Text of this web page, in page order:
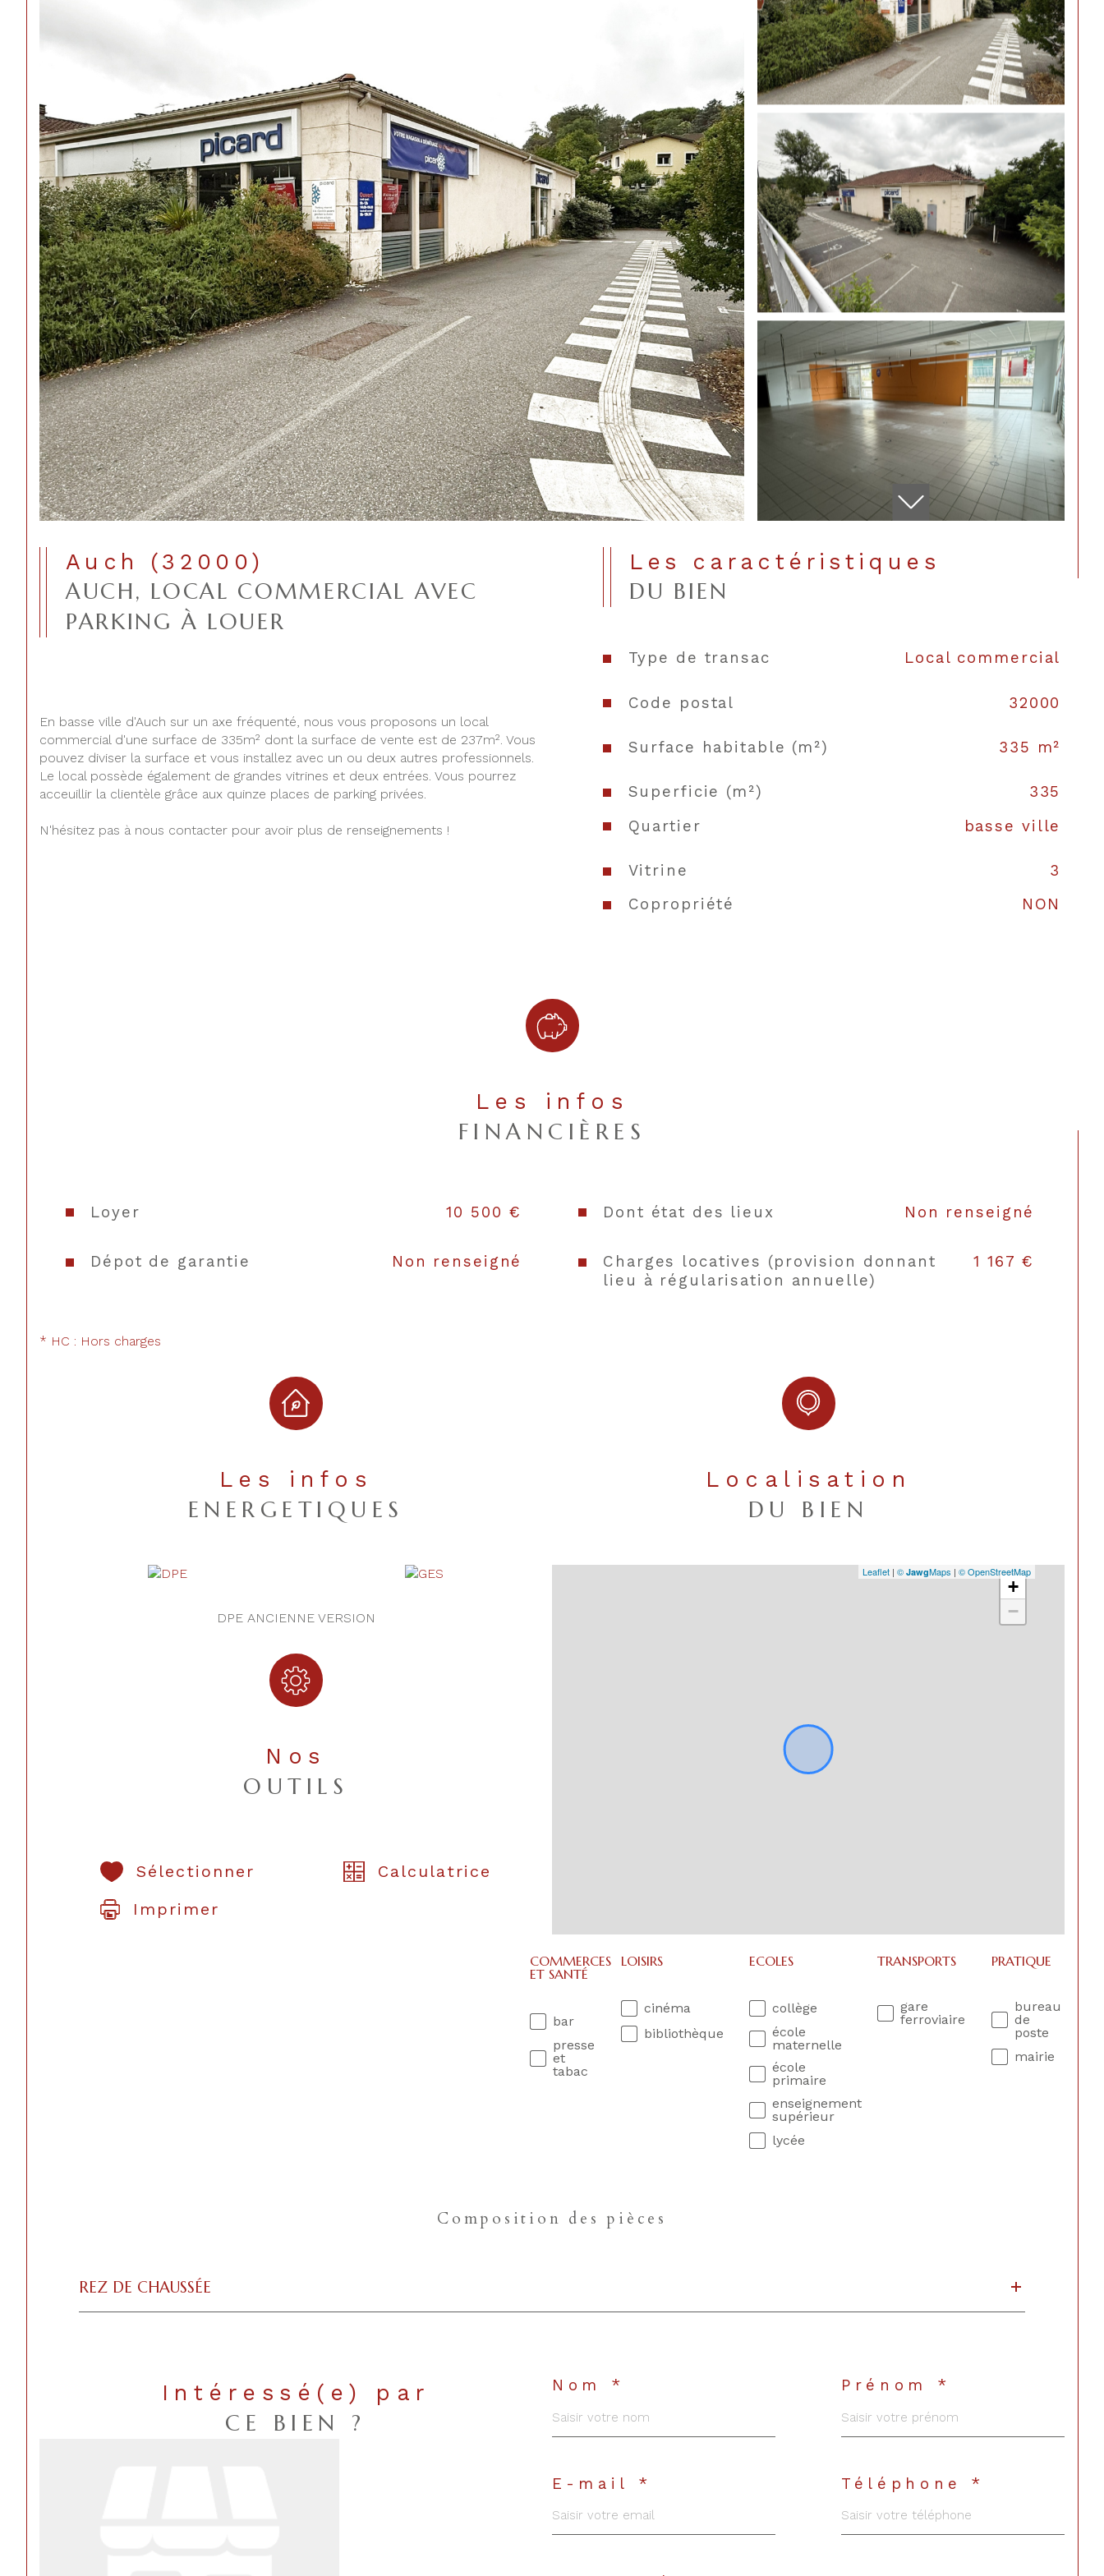
Auch (32000)
AUCH, LOCAL COMMERCIAL AVEC
PARKING À LOUER
En basse ville d'Auch sur un axe fréquenté, nous vous proposons un local
commercial d'une surface de 335m² dont la surface de vente est de 237m². Vous
pouvez diviser la surface et vous installez avec un ou deux autres professionnels.
Le local possède également de grandes vitrines et deux entrées. Vous pourrez
acceuillir la clientèle grâce aux quinze places de parking privées.
N'hésitez pas à nous contacter pour avoir plus de renseignements !
Les caractéristiques
DU BIEN
Type de transac Local commercial
Code postal 32000
Surface habitable (m²) 335 m²
Superficie (m²)
335
Quartier
basse ville
Vitrine
3
Copropriété
NON
Les infos
FINANCIÈRES
Loyer 10 500 € Dont état des lieux Non renseigné
Dépot de garantie Non renseigné
Charges locatives (provision donnant
lieu à régularisation annuelle)
1 167 €
* HC : Hors charges
Les infos
ENERGETIQUES
DPE ANCIENNE VERSION
Nos
OUTILS
Sélectionner
Calculatrice
Imprimer
Localisation
DU BIEN
+
−
Leaflet | © JawgMaps | © OpenStreetMap
COMMERCES
ET SANTÉ
bar
presse
et
tabac
LOISIRS
cinéma
bibliothèque
ECOLES
collège
école
maternelle
école
primaire
enseignement
supérieur
lycée
TRANSPORTS
gare
ferroviaire
PRATIQUE
bureau
de
poste
mairie
Composition des pièces
REZ DE CHAUSSÉE
Intéressé(e) par
CE BIEN ?
Nom * Prénom *
E-mail * Téléphone *